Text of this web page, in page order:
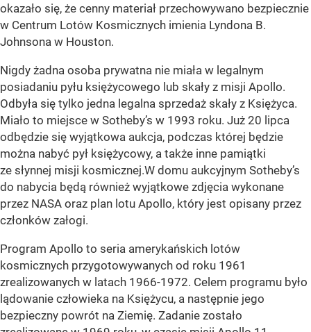
okazało się, że cenny materiał przechowywano bezpiecznie
w Centrum Lotów Kosmicznych imienia Lyndona B.
Johnsona w Houston.
Nigdy żadna osoba prywatna nie miała w legalnym
posiadaniu pyłu księżycowego lub skały z misji Apollo.
Odbyła się tylko jedna legalna sprzedaż skały z Księżyca.
Miało to miejsce w Sotheby’s w 1993 roku. Już 20 lipca
odbędzie się wyjątkowa aukcja, podczas której będzie
można nabyć pył księżycowy, a także inne pamiątki
ze słynnej misji kosmicznej.W domu aukcyjnym Sotheby’s
do nabycia będą również wyjątkowe zdjęcia wykonane
przez NASA oraz plan lotu Apollo, który jest opisany przez
członków załogi.
Program Apollo to seria amerykańskich lotów
kosmicznych przygotowywanych od roku 1961
zrealizowanych w latach 1966-1972. Celem programu było
lądowanie człowieka na Księżycu, a następnie jego
bezpieczny powrót na Ziemię. Zadanie zostało